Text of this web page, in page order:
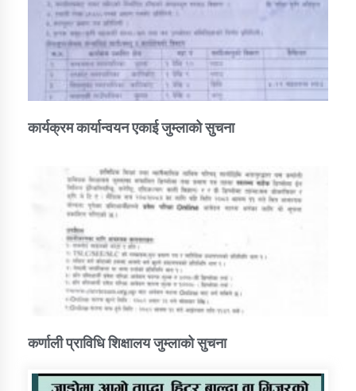
कार्यक्रम कार्यान्वयन एकाई जुम्लाको सुचना
कर्णाली प्राविधि शिक्षालय जुम्लाको सुचना